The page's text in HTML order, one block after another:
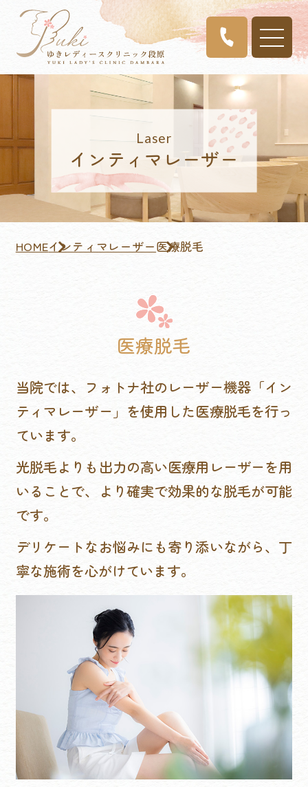
受診される方へ
診療内容
インティマレーザー
クリニック案内
地図・アクセス
インティマレーザー
HOMEインティマレーザー医療脱毛
医療脱毛
当院では、フォトナ社のレーザー機器「イン
ティマレーザー」を使用した医療脱毛を行っ
ています。
光脱毛よりも出力の高い医療用レーザーを用
いることで、より確実で効果的な脱毛が可能
です。
デリケートなお悩みにも寄り添いながら、丁
寧な施術を心がけています。